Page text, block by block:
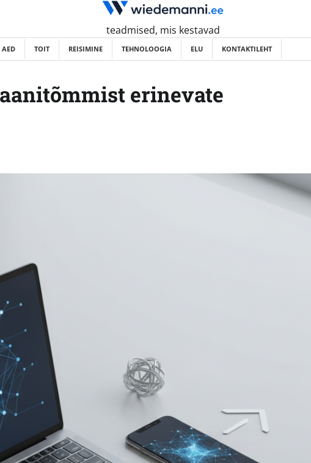
teadmised, mis kestavad
AED TOIT REISIMINE TEHNOLOOGIA ELU KONTAKTILEHT
erinevate